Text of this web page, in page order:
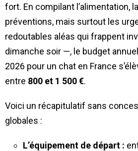
fort. En compilant l’alimentation,
préventions, mais surtout les
redoutables aléas qui frappent
dimanche soir —, le budget
2026 pour un chat en France
entre 800 et 1 500 €.
Voici un récapitulatif sans
globales :
L’équipement de départ :